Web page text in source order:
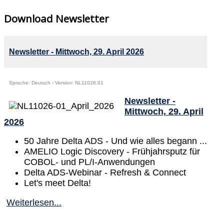
Download Newsletter
Newsletter - Mittwoch, 29. April 2026
Sprache: Deutsch - Version: NL11026.01
Newsletter -
Mittwoch, 29. April
2026
50 Jahre Delta ADS - Und wie alles begann ...
AMELIO Logic Discovery - Frühjahrsputz für
COBOL- und PL/I-Anwendungen
Delta ADS-Webinar - Refresh & Connect
Let's meet Delta!
Weiterlesen...